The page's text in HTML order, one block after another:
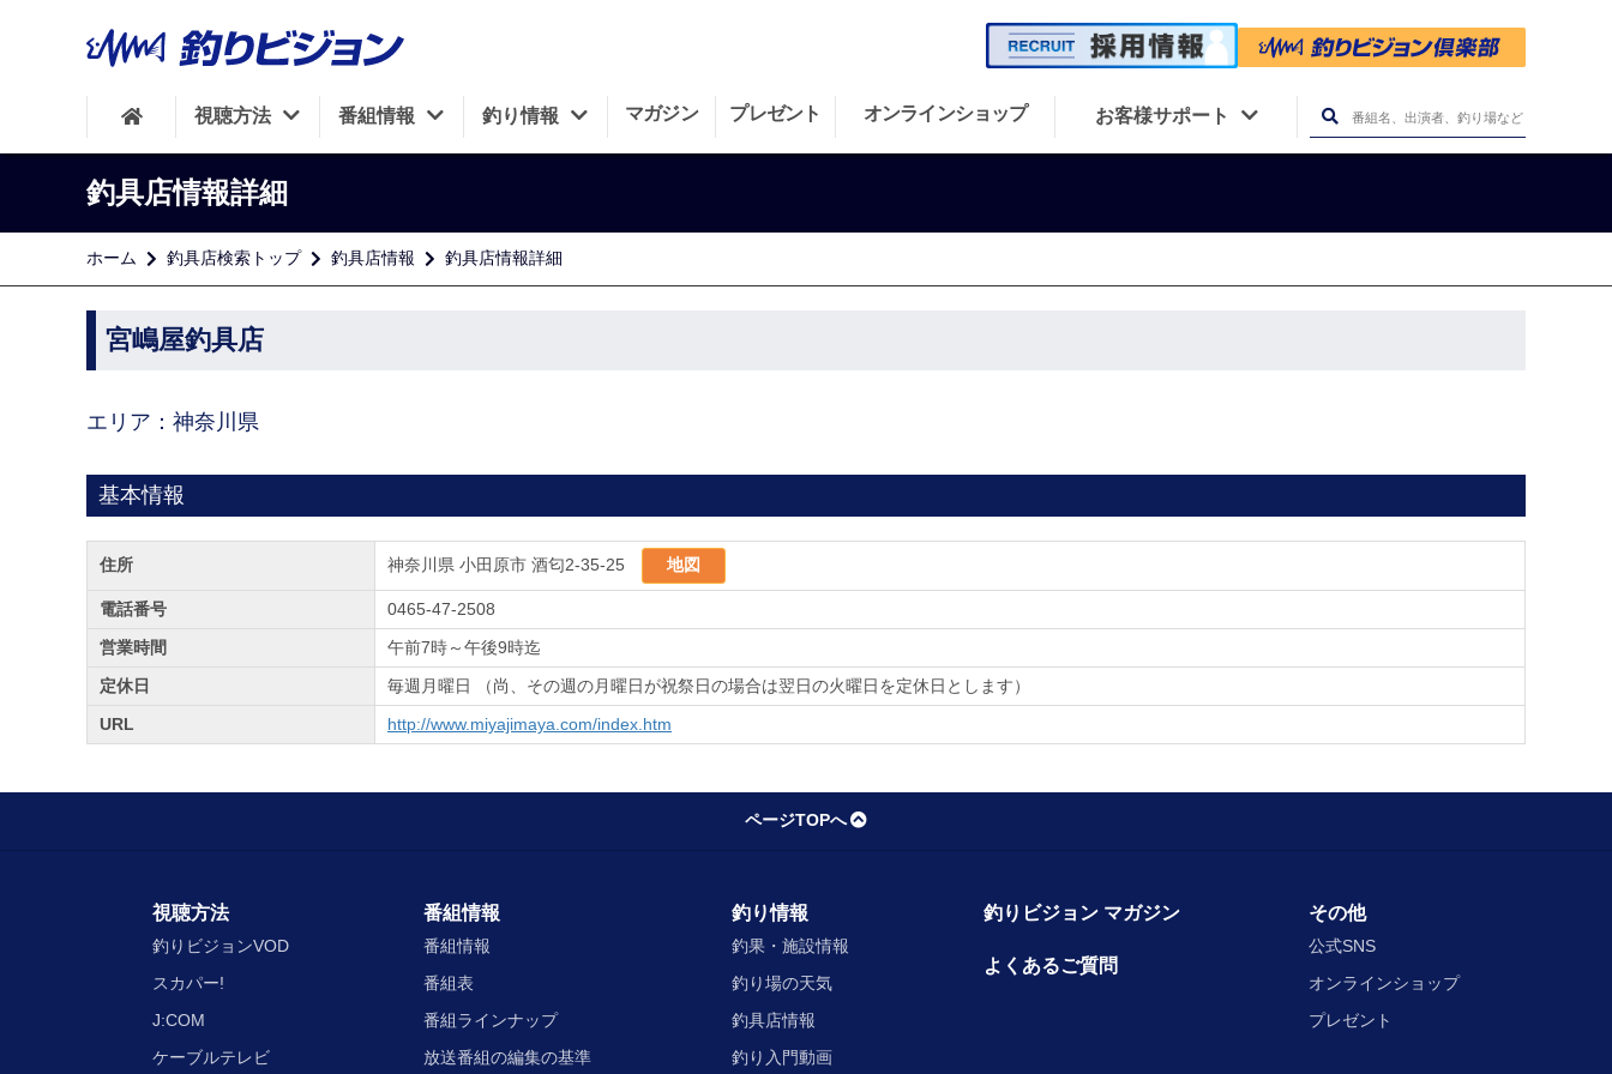
視聴方法 番組情報 釣り情報 マガジン プレゼント オンラインショップ お客様サポート
釣具店情報詳細
ホーム 釣具店検索トップ 釣具店情報 釣具店情報詳細
宮嶋屋釣具店
エリア：神奈川県
基本情報
住所 神奈川県 小田原市 酒匂2-35-25 地図
電話番号
0465-47-2508
営業時間
午前7時～午後9時迄
定休日
毎週月曜日 （尚、その週の月曜日が祝祭日の場合は翌日の火曜日を定休日とします）
URL
http://www.miyajimaya.com/index.htm
ページTOPへ
視聴方法
釣りビジョンVOD
スカパー!
J:COM
ケーブルテレビ
番組情報
番組情報
番組表
番組ラインナップ
放送番組の編集の基準
釣り情報
釣果・施設情報
釣り場の天気
釣具店情報
釣り入門動画
釣りビジョン マガジン
よくあるご質問
その他
公式SNS
オンラインショップ
プレゼント